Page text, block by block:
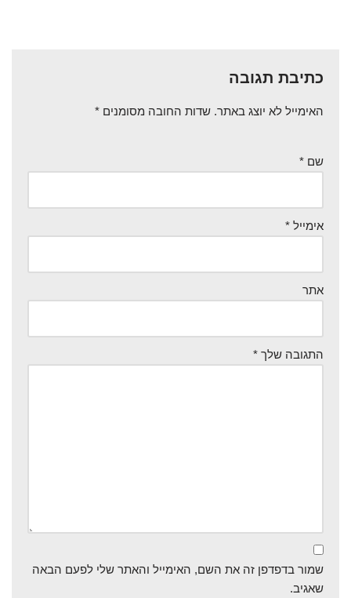
כתיבת תגובה
האימייל לא יוצג באתר. שדות החובה מסומנים *
שם *
אימייל *
אתר
התגובה שלך *
שמור בדפדפן זה את השם, האימייל והאתר שלי לפעם הבאה
שאגיב.